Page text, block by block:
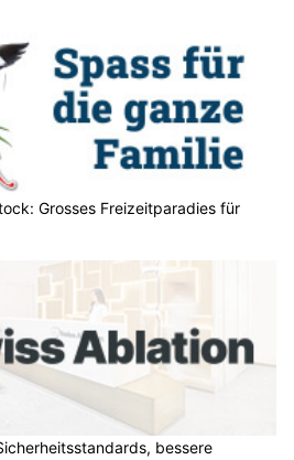
Grosses Freizeitparadies für
bessere